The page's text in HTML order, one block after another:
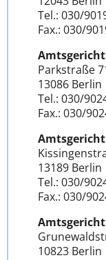
Tel.: 030/
Fax.: 030/
Parkstraße
13086 Berlin
Tel.: 030/
Fax.: 030/
13189 Berlin
Tel.: 030/
Fax.: 030/
10823 Berlin